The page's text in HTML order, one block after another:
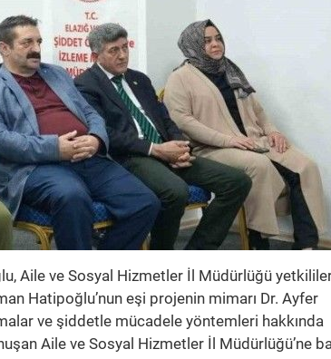
Aile ve Sosyal Hizmetler İl Müdürlüğü
Hatipoğlu’nun eşi projenin mimarı Dr. Ayfer
ve şiddetle mücadele yöntemleri hakkında
Aile ve Sosyal Hizmetler İl Müdürlüğü’ne